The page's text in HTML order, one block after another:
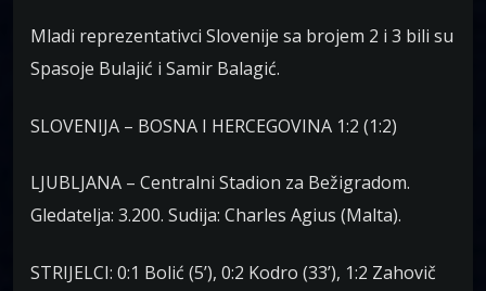
Mladi reprezentativci Slovenije sa brojem 2 i 3 bili su
Spasoje Bulajić i Samir Balagić.
SLOVENIJA – BOSNA I HERCEGOVINA 1:2 (1:2)
LJUBLJANA – Centralni Stadion za Bežigradom.
Gledatelja: 3.200. Sudija: Charles Agius (Malta).
STRIJELCI: 0:1 Bolić (5’), 0:2 Kodro (33’), 1:2 Zahovič